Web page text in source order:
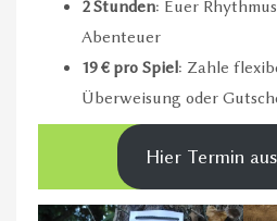
2 Stunden: Euer
Abenteuer
19 € pro Spiel: Zahle
Überweisung oder
Hier Termin